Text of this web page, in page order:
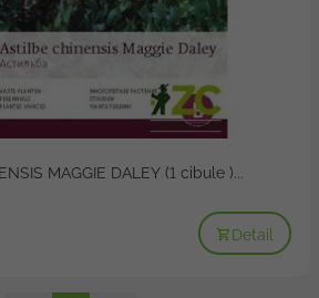
MAGGIE DALEY (1 cibule )...
Detail